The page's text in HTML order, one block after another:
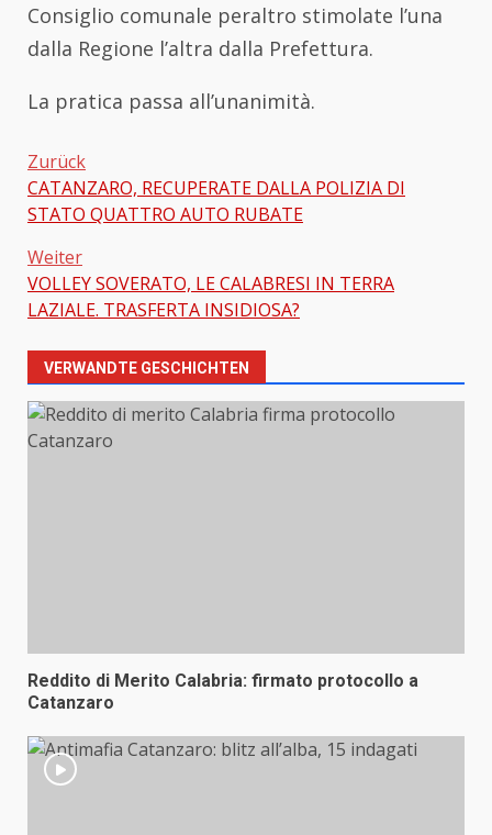
Consiglio comunale peraltro stimolate l’una
dalla Regione l’altra dalla Prefettura.
La pratica passa all’unanimità.
Beitragsnavigation
Zurück
CATANZARO, RECUPERATE DALLA POLIZIA DI
STATO QUATTRO AUTO RUBATE
Weiter
VOLLEY SOVERATO, LE CALABRESI IN TERRA
LAZIALE. TRASFERTA INSIDIOSA?
VERWANDTE GESCHICHTEN
Reddito di Merito Calabria: firmato protocollo a
Catanzaro